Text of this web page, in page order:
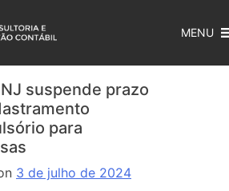
MENU
suspende prazo
para
3 de julho de 2024